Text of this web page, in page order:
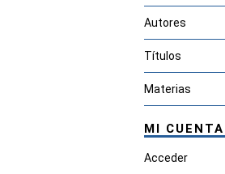
Autores
Títulos
Materias
MI CUENTA
Acceder